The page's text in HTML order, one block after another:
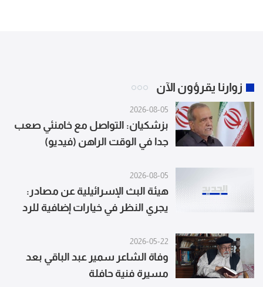
زوارنا يقرؤون الآن
2026-08-05
بزشكيان: التواصل مع خامنئي صعب
جدا في الوقت الراهن (فيديو)
2026-08-05
هيئة البث الإسرائيلية عن مصادر:
يجري النظر في خيارات إضافية للرد
المستوى السياسي للموافقة عليها
2026-05-22
وفاة الشاعر سمير عبد الباقي بعد
مسيرة فنية حافلة